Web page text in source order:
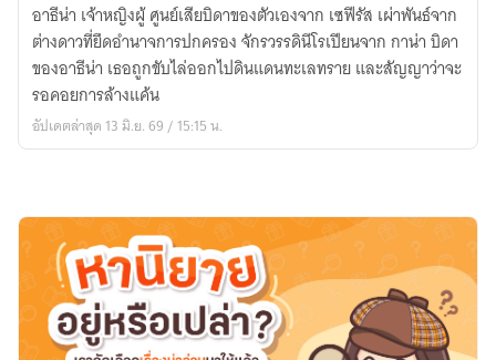
อาธีน่า เจ้าหญิงผู้ ศูนย์เสียบิดาของตัวเองจาก เซฟีรัส เผ่าพันธ์จาก
ต่างดาวที่ยึดอำนาจการปกครอง จักรวรรดินีโรเปียนจาก กาน่า บิดา
ของอาธีน่า เธอถูกขับไล่ออกไปดินแดนทะเลทราย และสัญญาว่าจะ
รอคอยการล้างแค้น
อัปเดตล่าสุด 13 มิ.ย. 69 / 15:15 น.